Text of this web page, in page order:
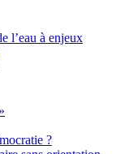
l’eau à enjeux
?